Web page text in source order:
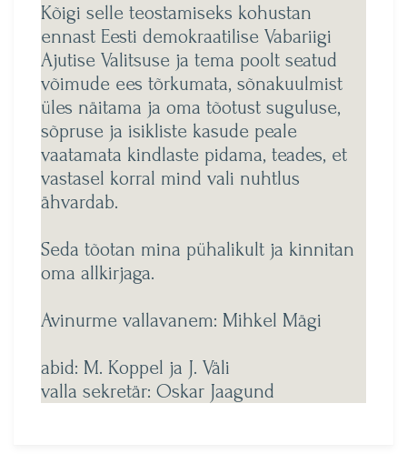
Kõigi selle teostamiseks kohustan
ennast Eesti demokraatilise Vabariigi
Ajutise Valitsuse ja tema poolt seatud
võimude ees tõrkumata, sõnakuulmist
üles näitama ja oma tõotust suguluse,
sõpruse ja isikliste kasude peale
vaatamata kindlaste pidama, teades, et
vastasel korral mind vali nuhtlus
ähvardab.
Seda tõotan mina pühalikult ja kinnitan
oma allkirjaga.
Avinurme vallavanem: Mihkel Mägi
abid: M. Koppel ja J. Väli
valla sekretär: Oskar Jaagund